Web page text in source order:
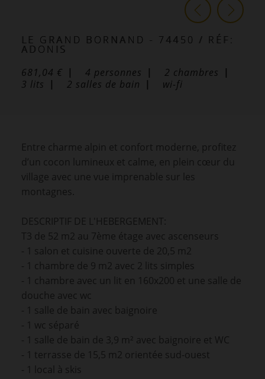
LE GRAND BORNAND - 74450 / RÉF:
ADONIS
681,04 €
4 personnes 2 chambres
3 lits 2 salles de bain wi-fi
Entre charme alpin et confort moderne, profitez
d’un cocon lumineux et calme, en plein cœur du
village avec une vue imprenable sur les
montagnes.
DESCRIPTIF DE L'HEBERGEMENT:
T3 de 52 m2 au 7ème étage avec ascenseurs
- 1 salon et cuisine ouverte de 20,5 m2
- 1 chambre de 9 m2 avec 2 lits simples
- 1 chambre avec un lit en 160x200 et une salle de
douche avec wc
- 1 salle de bain avec baignoire
- 1 wc séparé
- 1 salle de bain de 3,9 m² avec baignoire et WC
- 1 terrasse de 15,5 m2 orientée sud-ouest
- 1 local à skis